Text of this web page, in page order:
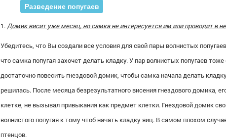
Разведение попугаев
1.Домик висит уже месяц, но самка не интересуется им или проводит в
Убедитесь, что Вы создали все условия для свой пары волнистых попугаев
что самка попугая захочет делать кладку. У пар волнистых попугаев
достаточно повесить гнездовой домик, чтобы самка начала делать
решилась. После месяца безрезультатного висения гнездового домика,
клетке, не вызывал привыкания как предмет клетки. Гнездовой домик
волнистого попугая к тому чтоб начать кладку яиц. В самом плохом
птенцов.